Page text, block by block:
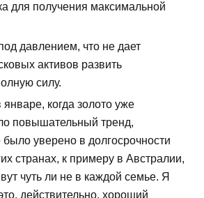
для получения максимальной
давлением, что не дает
активов развить
силу.
когда золото уже
повышательный тренд,
уверено в долгосрочности
странах, к примеру в Австралии,
чуть ли не в каждой семье. Я
действительно, хороший